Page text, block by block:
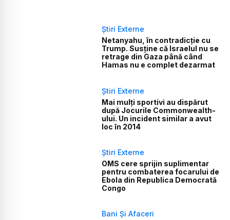
Știri Externe
Netanyahu, în contradicție cu
Trump. Susține că Israelul nu se
retrage din Gaza până când
Hamas nu e complet dezarmat
Știri Externe
Mai mulți sportivi au dispărut
după Jocurile Commonwealth-
ului. Un incident similar a avut
loc în 2014
Știri Externe
OMS cere sprijin suplimentar
pentru combaterea focarului de
Ebola din Republica Democrată
Congo
Bani Și Afaceri